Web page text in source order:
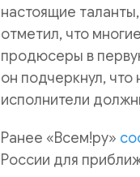
настоящие
отметил, что
продюсеры в
он подчеркнул, что
исполнители
Ранее «Всем!ру»
России для